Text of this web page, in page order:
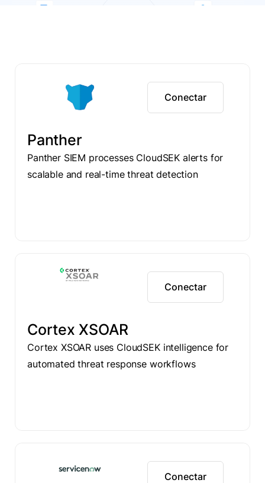
Conectar
Panther
Panther SIEM processes CloudSEK alerts for
scalable and real-time threat detection
Conectar
Cortex XSOAR
Cortex XSOAR uses CloudSEK intelligence for
automated threat response workflows
Conectar